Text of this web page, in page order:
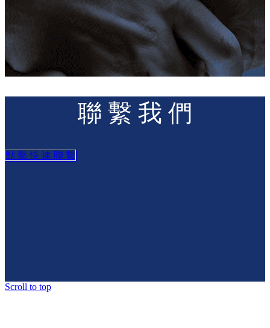
聯 繫 我 們
點 擊 快 速 聯 繫
Scroll to top